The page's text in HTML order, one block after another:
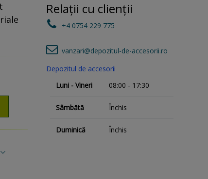
Relații cu clienții
+4 0754 229 775
vanzari@depozitul-de-accesorii.ro
Depozitul de accesorii
Luni - Vineri
08:00 - 17:30
Sâmbătă Închis
Duminică Închis